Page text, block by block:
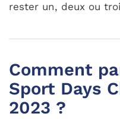
rester un, deux ou
Comment
Sport Days
2023 ?